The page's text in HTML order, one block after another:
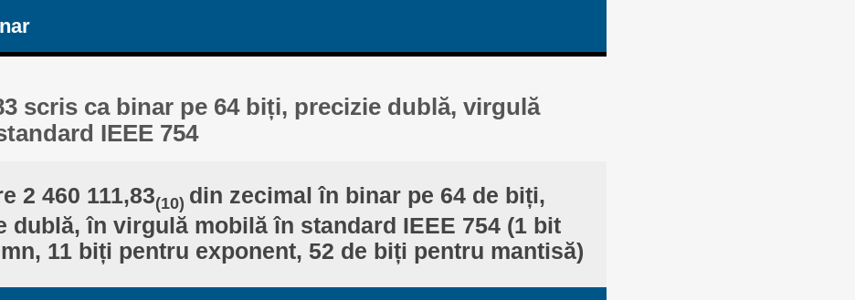
scris ca binar pe 64 biți, precizie dublă, virgulă
IEEE 754
2 460 111,83(10) din zecimal în binar pe 64 de biți,
dublă, în virgulă mobilă în standard IEEE 754 (1 bit
11 biți pentru exponent, 52 de biți pentru mantisă)